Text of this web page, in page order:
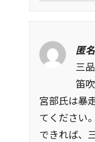
匿名
三
笛
宮部氏は暴
てください。
できれば、